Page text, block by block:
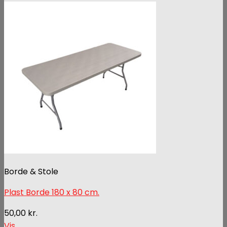
Borde & Stole
Plast Borde 180 x 80 cm.
50,00 kr.